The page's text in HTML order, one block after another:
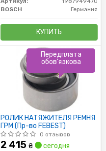
BOSCH
Германия
КУПИТЬ
РОЛИК НАТЯЖИТЕЛЯ РЕМНЯ
ГРМ (Пр-во FEBEST)
0 отзывов
2 415 ₴
сегодня
Передплата
обов'язкова